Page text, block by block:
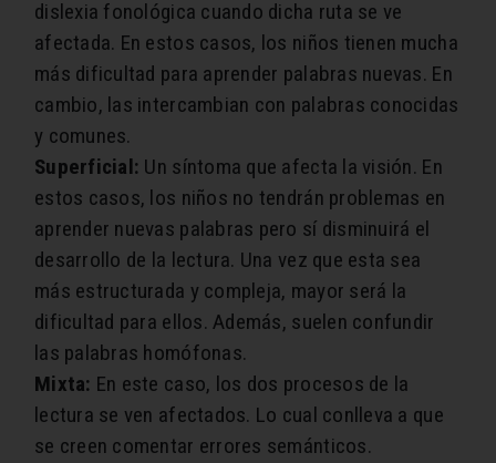
dislexia fonológica cuando dicha ruta se ve
afectada. En estos casos, los niños tienen mucha
más dificultad para aprender palabras nuevas. En
cambio, las intercambian con palabras conocidas
y comunes.
Superficial: Un síntoma que afecta la visión. En
estos casos, los niños no tendrán problemas en
aprender nuevas palabras pero sí disminuirá el
desarrollo de la lectura. Una vez que esta sea
más estructurada y compleja, mayor será la
dificultad para ellos. Además, suelen confundir
las palabras homófonas.
Mixta: En este caso, los dos procesos de la
lectura se ven afectados. Lo cual conlleva a que
se creen comentar errores semánticos.